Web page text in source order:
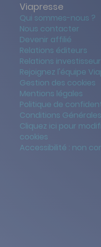
Viapresse
Qui sommes-nous ?
Nous contacter
Devenir affilié
Relations éditeurs
Relations
Rejoignez l'équipe
Gestion des cookies
Mentions légales
Politique de
Conditions
Cliquez ici pour
cookies
Accessibilité : non